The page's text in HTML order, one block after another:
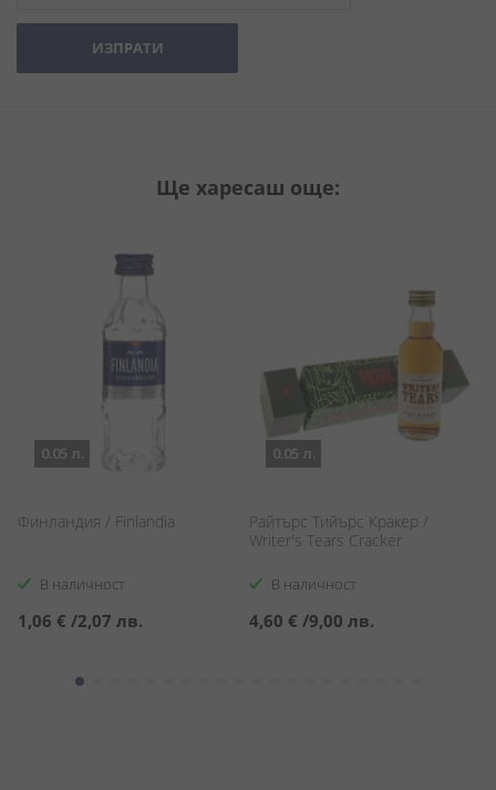
ИЗПРАТИ
Ще харесаш още:
0.05 л.
Финландия / Finlandia
В наличност
1,06 € /2,07 лв.
0.05 л.
Райтърс Тийърс Кракер /
Writer's Tears Cracker
В наличност
4,60 € /9,00 лв.